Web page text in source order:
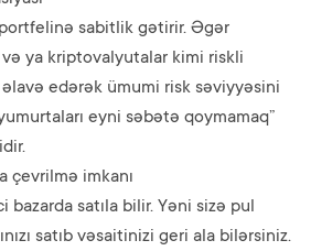
sabitlik gətirir. Əgər
ya kriptovalyutalar kimi riskli
edərək ümumi risk səviyyəsini
eyni səbətə qoymamaq”
çevrilmə imkanı
bazarda satıla bilir. Yəni sizə pul
satıb vəsaitinizi geri ala bilərsiniz.